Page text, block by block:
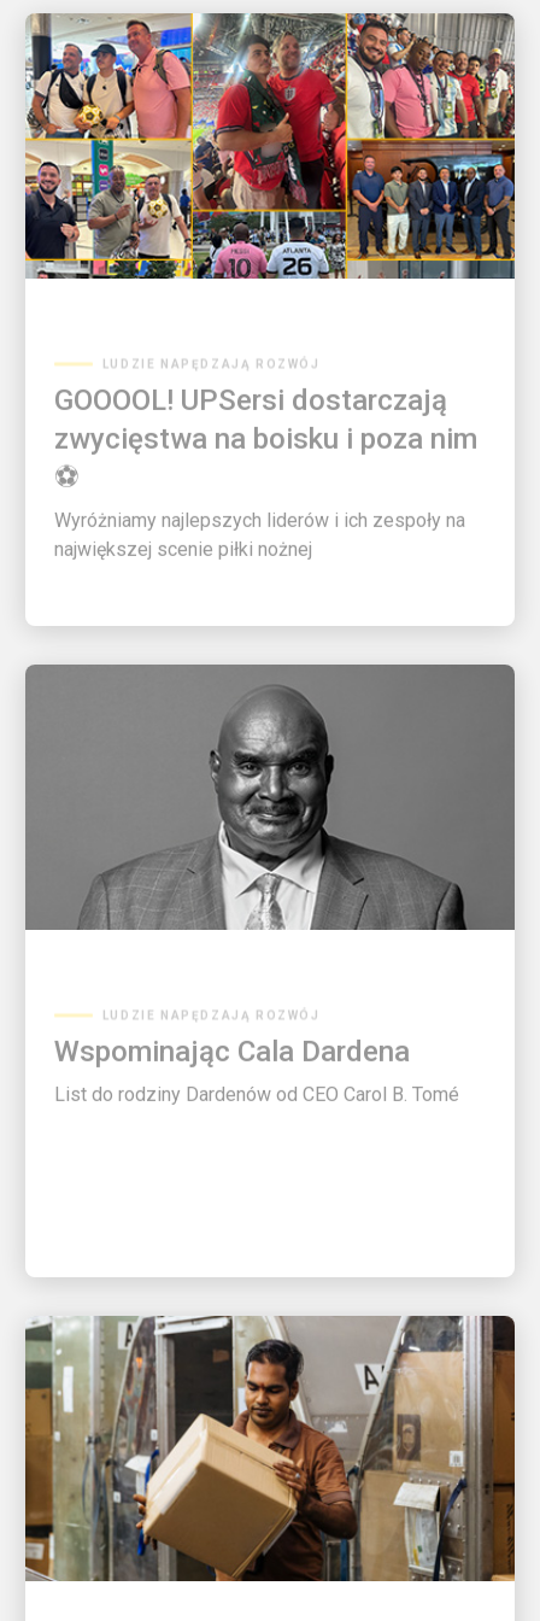
GOOOOL! UPSersi dostarczają
zwycięstwa na boisku i poza nim
⚽
Wyróżniamy najlepszych liderów i ich zespoły na
największej scenie piłki nożnej
Wspominając Cala Dardena
List do rodziny Dardenów od CEO Carol B. Tomé